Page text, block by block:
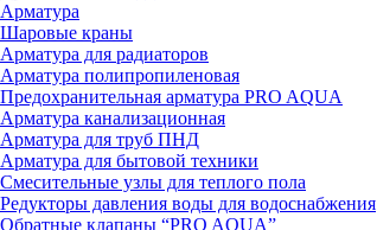
Арматура
Шаровые краны
Арматура для радиаторов
Арматура полипропиленовая
Предохранительная арматура PRO AQUA
Арматура канализационная
Арматура для труб ПНД
Арматура для бытовой техники
Смесительные узлы для теплого пола
Редукторы давления воды для водоснабжения
Обратные клапаны “PRO AQUA”